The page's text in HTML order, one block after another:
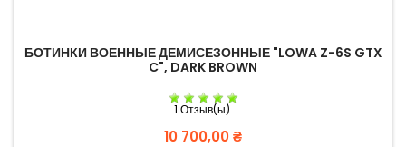
БОТИНКИ ВОЕННЫЕ ДЕМИСЕЗОННЫЕ "LOWA Z-6S GTX
C", DARK BROWN
1 Отзыв(ы)
Цена
10 700,00 ₴